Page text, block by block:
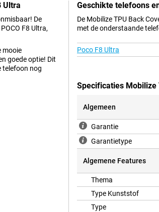
Ultra
De
F8 Ultra,
mooie
goede optie! Dit
telefoon nog
je toestel. Hier
is een
Geschikte telefoons
De Mobilize TPU Back
met de onderstaande
Poco F8 Ultra
Specificaties Mobilize
Algemeen
Garantie
Garantietype
Algemene Features
Thema
Type Kunststof
Type